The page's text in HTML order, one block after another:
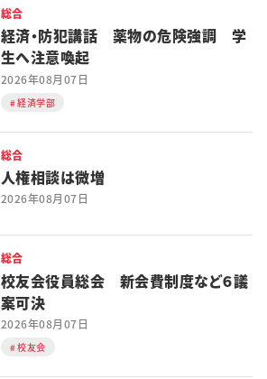
総合
経済・防犯講話 薬物の危険強調 学
生へ注意喚起
2026年08月07日
経済学部
総合
人権相談は微増
2026年08月07日
総合
校友会役員総会 新会費制度など６議
案可決
2026年08月07日
校友会